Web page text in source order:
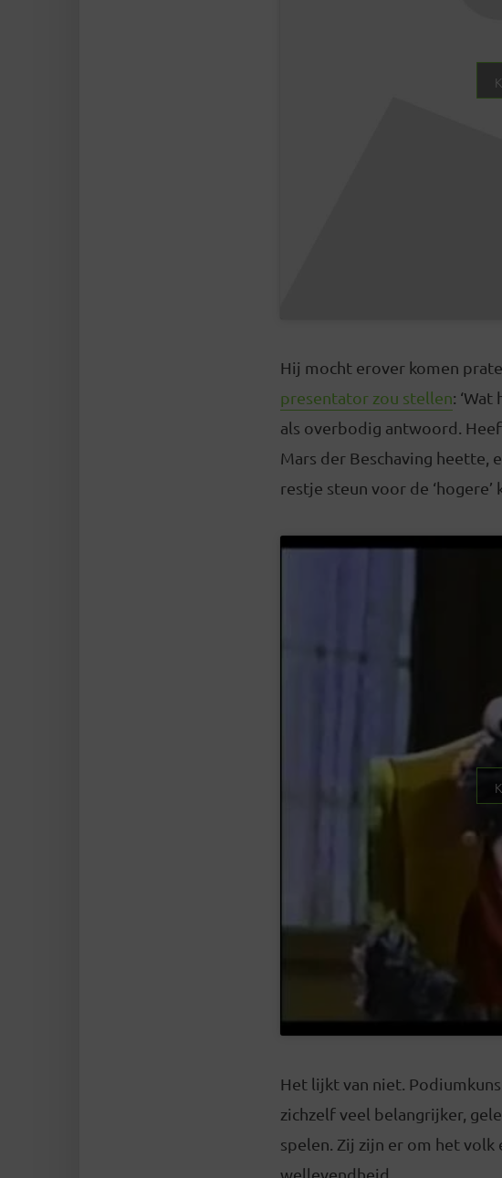
Hij mocht erover komen
presentator zou stellen:
als overbodig antwoord.
Mars der Beschaving heette,
restje steun voor de ‘hogere’
Het lijkt van niet.
zichzelf veel belangrijker,
spelen. Zij zijn er om het
wellevendheid.